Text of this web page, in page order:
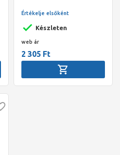
Készleten
Értékelje elsőként
web ár
2 305 Ft